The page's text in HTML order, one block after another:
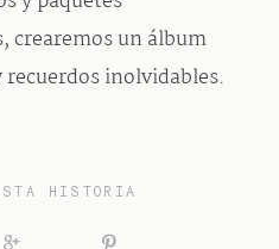
crearemos un álbum
inolvidables.
HISTORIA